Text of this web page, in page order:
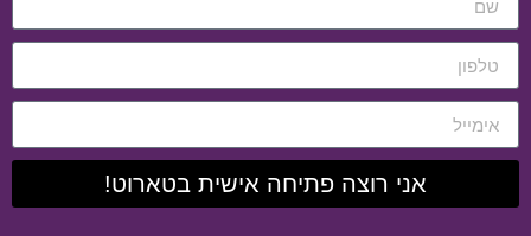
אני רוצה פתיחה אישית בטארוט!